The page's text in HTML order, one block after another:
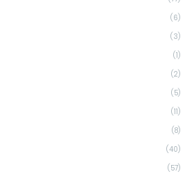
(6)
(3)
(1)
(2)
(5)
(11)
(8)
(40)
(57)